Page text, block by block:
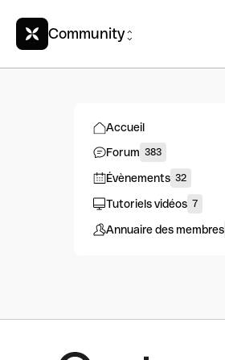
Community
Accueil
Forum 383
Évènements 32
Tutoriels vidéos 7
Annuaire des membres